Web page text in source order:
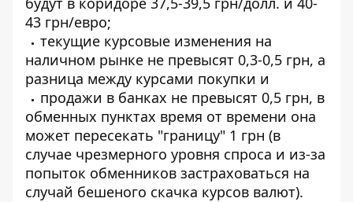
43 грн/евро;
текущие курсовые изменения на
наличном рынке не превысят 0,3-0,5 грн, а
разница между курсами покупки и
продажи в банках не превысят 0,5 грн, в
обменных пунктах время от времени она
может пересекать "границу" 1 грн (в
случае чрезмерного уровня спроса и из-за
попыток обменников застраховаться на
случай бешеного скачка курсов валют).